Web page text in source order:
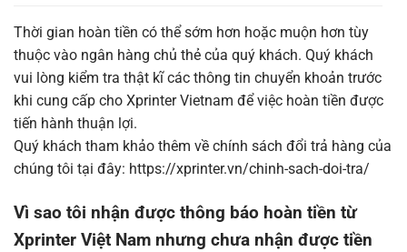
Thời gian hoàn tiền có thể sớm hơn hoặc muộn hơn tùy
thuộc vào ngân hàng chủ thẻ của quý khách. Quý khách
vui lòng kiểm tra thật kĩ các thông tin chuyển khoản trước
khi cung cấp cho Xprinter Vietnam để việc hoàn tiền được
tiến hành thuận lợi.
Quý khách tham khảo thêm về chính sách đổi trả hàng của
chúng tôi tại đây: https://xprinter.vn/chinh-sach-doi-tra/
Vì sao tôi nhận được thông báo hoàn tiền từ
Xprinter Việt Nam nhưng chưa nhận được tiền